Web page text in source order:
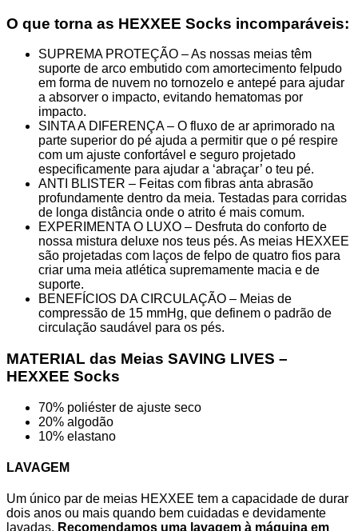
O que torna as HEXXEE Socks incomparáveis:
SUPREMA PROTEÇÃO – As nossas meias têm
suporte de arco embutido com amortecimento felpudo
em forma de nuvem no tornozelo e antepé para ajudar
a absorver o impacto, evitando hematomas por
impacto.
SINTA A DIFERENÇA – O fluxo de ar aprimorado na
parte superior do pé ajuda a permitir que o pé respire
com um ajuste confortável e seguro projetado
especificamente para ajudar a ‘abraçar’ o teu pé.
ANTI BLISTER – Feitas com fibras anta abrasão
profundamente dentro da meia. Testadas para corridas
de longa distância onde o atrito é mais comum.
EXPERIMENTA O LUXO – Desfruta do conforto de
nossa mistura deluxe nos teus pés. As meias HEXXEE
são projetadas com laços de felpo de quatro fios para
criar uma meia atlética supremamente macia e de
suporte.
BENEFÍCIOS DA CIRCULAÇÃO – Meias de
compressão de 15 mmHg, que definem o padrão de
circulação saudável para os pés.
MATERIAL das Meias SAVING LIVES –
HEXXEE Socks
70% poliéster de ajuste seco
20% algodão
10% elastano
LAVAGEM
Um único par de meias HEXXEE tem a capacidade de durar
dois anos ou mais quando bem cuidadas e devidamente
lavadas. Recomendamos uma lavagem à máquina em